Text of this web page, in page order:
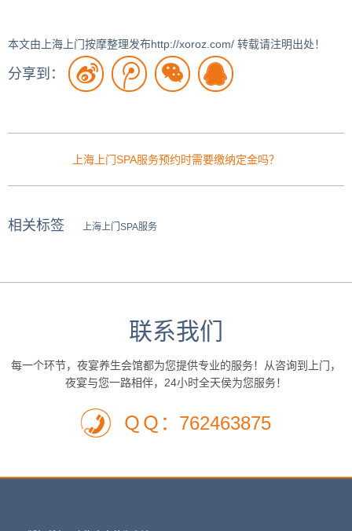
本文由上海上门按摩整理发布http://xoroz.com/ 转载请注明出处！
分享到：
上海上门SPA服务预约时需要缴纳定金吗？
相关标签 上海上门SPA服务
联系我们
每一个环节，夜宴养生会馆都为您提供专业的服务！从咨询到上门，
夜宴与您一路相伴，24小时全天侯为您服务！
ＱＱ：762463875